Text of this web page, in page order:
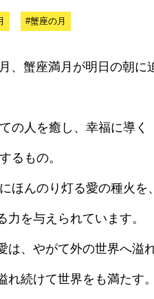
#蟹座の月
、蟹座満月が明日の朝に
の人を癒し、幸福に導く
るもの。
ほんのり灯る愛の種火を
を与えられています。
、やがて外の世界へ溢れ
続けて世界をも満たす。